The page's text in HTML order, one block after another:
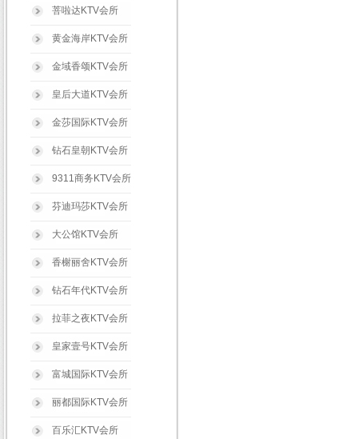
菩啦达KTV会所
黄金海岸KTV会所
金域香颂KTV会所
皇后大道KTV会所
金莎国际KTV会所
钻石皇朝KTV会所
9311商务KTV会所
芬迪玛莎KTV会所
大公馆KTV会所
香榭丽舍KTV会所
钻石年代KTV会所
拉菲之夜KTV会所
皇家壹号KTV会所
富城国际KTV会所
丽都国际KTV会所
百乐汇KTV会所